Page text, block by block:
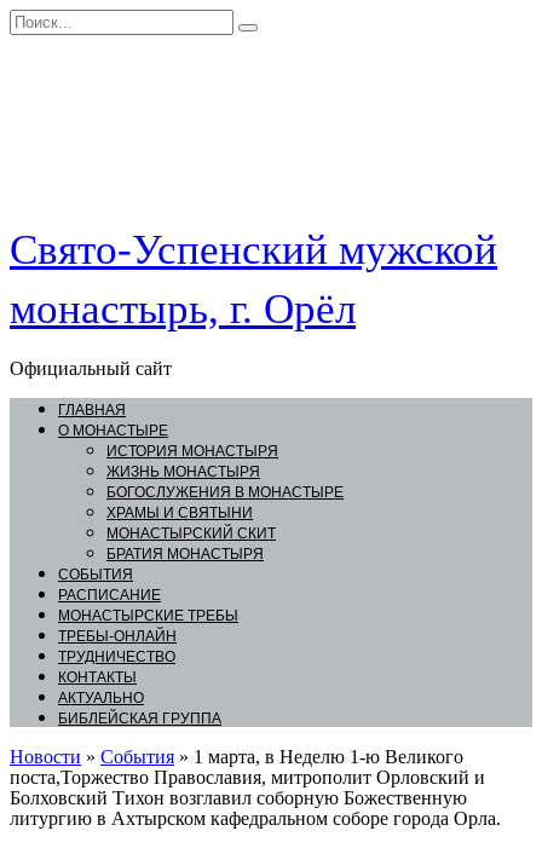
Перейти
к
Search
for:
Свято-Успенский мужской
монастырь, г. Орёл
Официальный сайт
ГЛАВНАЯ
О МОНАСТЫРЕ
ИСТОРИЯ МОНАСТЫРЯ
ЖИЗНЬ МОНАСТЫРЯ
БОГОСЛУЖЕНИЯ В МОНАСТЫРЕ
ХРАМЫ И СВЯТЫНИ
МОНАСТЫРСКИЙ СКИТ
БРАТИЯ МОНАСТЫРЯ
СОБЫТИЯ
РАСПИСАНИЕ
МОНАСТЫРСКИЕ ТРЕБЫ
ТРЕБЫ-ОНЛАЙН
ТРУДНИЧЕСТВО
КОНТАКТЫ
АКТУАЛЬНО
БИБЛЕЙСКАЯ ГРУППА
Новости » События » 1 марта, в Неделю 1-ю Великого
поста,Торжество Православия, митрополит Орловский и
Болховский Тихон возглавил соборную Божественную
литургию в Ахтырском кафедральном соборе города Орла.